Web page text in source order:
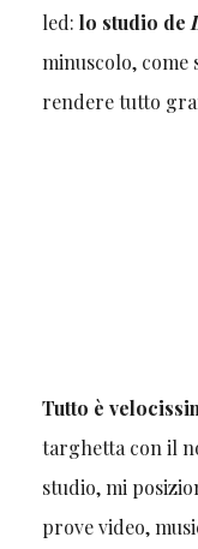
led: lo studio de
minuscolo, come
rendere tutto
Tutto è
targhetta con il
studio, mi
prove video,